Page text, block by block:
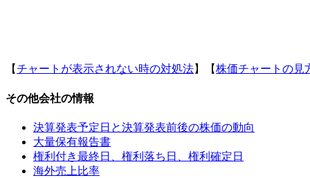
【チャートが表示されない時の対処法】【株価チャートの見
その他会社の情報
決算発表予定日と決算発表前後の株価の動向
大量保有報告書
権利付き最終日、権利落ち日、権利確定日
海外売上比率